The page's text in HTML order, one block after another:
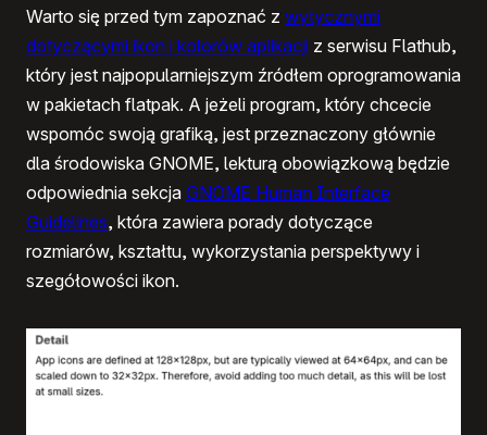
Warto się przed tym zapoznać z wytycznymi
dotyczącymi ikon i kolorów aplikacji z serwisu Flathub,
który jest najpopularniejszym źródłem oprogramowania
w pakietach flatpak. A jeżeli program, który chcecie
wspomóc swoją grafiką, jest przeznaczony głównie
dla środowiska GNOME, lekturą obowiązkową będzie
odpowiednia sekcja GNOME Human Interface
Guidelines, która zawiera porady dotyczące
rozmiarów, kształtu, wykorzystania perspektywy i
szegółowości ikon.